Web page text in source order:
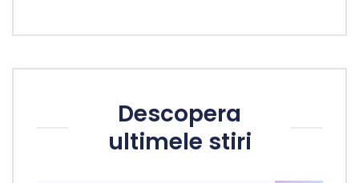
Descopera
ultimele stiri